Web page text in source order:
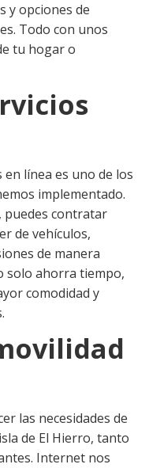
y opciones de
Todo con unos
tu hogar o
línea es uno de los
implementado.
puedes contratar
de vehículos,
de manera
solo ahorra tiempo,
comodidad y
las necesidades de
de El Hierro, tanto
Internet nos